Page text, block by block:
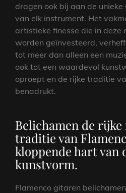
dragen ook bij aan de
van elk instrument. Het
artistieke finesse die in deze
worden geïnvesteerd,
tot meer dan alleen een
ook tot een waardevol
oproept en de rijke traditie
benadrukt.
Belichamen de rijke
traditie van
kloppende hart van
kunstvorm.
Flamenco gitaren